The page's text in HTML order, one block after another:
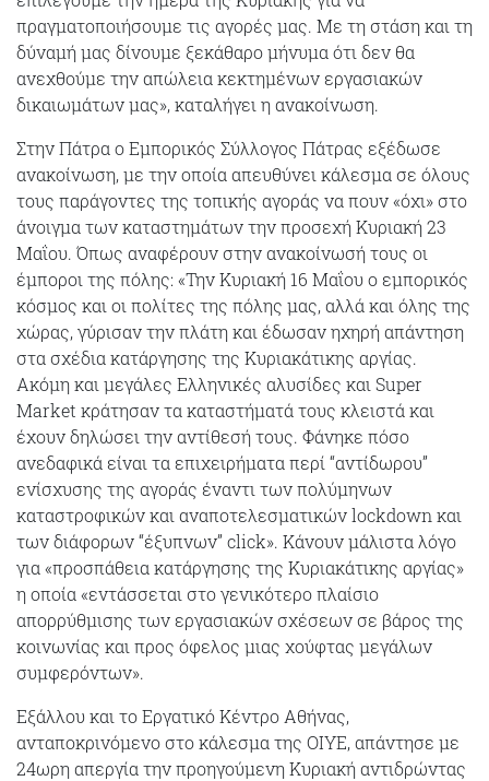
πραγματοποιήσουμε τις αγορές μας. Με τη στάση και τη
δύναμή μας δίνουμε ξεκάθαρο μήνυμα ότι δεν θα
ανεχθούμε την απώλεια κεκτημένων εργασιακών
δικαιωμάτων μας», καταλήγει η ανακοίνωση.
Στην Πάτρα ο Εμπορικός Σύλλογος Πάτρας εξέδωσε
ανακοίνωση, με την οποία απευθύνει κάλεσμα σε όλους
τους παράγοντες της τοπικής αγοράς να πουν «όχι» στο
άνοιγμα των καταστημάτων την προσεχή Κυριακή 23
Μαΐου. Όπως αναφέρουν στην ανακοίνωσή τους οι
έμποροι της πόλης: «Την Κυριακή 16 Μαΐου ο εμπορικός
κόσμος και οι πολίτες της πόλης μας, αλλά και όλης της
χώρας, γύρισαν την πλάτη και έδωσαν ηχηρή απάντηση
στα σχέδια κατάργησης της Κυριακάτικης αργίας.
Ακόμη και μεγάλες Ελληνικές αλυσίδες και Super
Market κράτησαν τα καταστήματά τους κλειστά και
έχουν δηλώσει την αντίθεσή τους. Φάνηκε πόσο
ανεδαφικά είναι τα επιχειρήματα περί “αντίδωρου”
ενίσχυσης της αγοράς έναντι των πολύμηνων
καταστροφικών και αναποτελεσματικών lockdown και
των διάφορων “έξυπνων” click». Κάνουν μάλιστα λόγο
για «προσπάθεια κατάργησης της Κυριακάτικης αργίας»
η οποία «εντάσσεται στο γενικότερο πλαίσιο
απορρύθμισης των εργασιακών σχέσεων σε βάρος της
κοινωνίας και προς όφελος μιας χούφτας μεγάλων
συμφερόντων».
Εξάλλου και το Εργατικό Κέντρο Αθήνας,
ανταποκρινόμενο στο κάλεσμα της ΟΙΥΕ, απάντησε με
24ωρη απεργία την προηγούμενη Κυριακή αντιδρώντας